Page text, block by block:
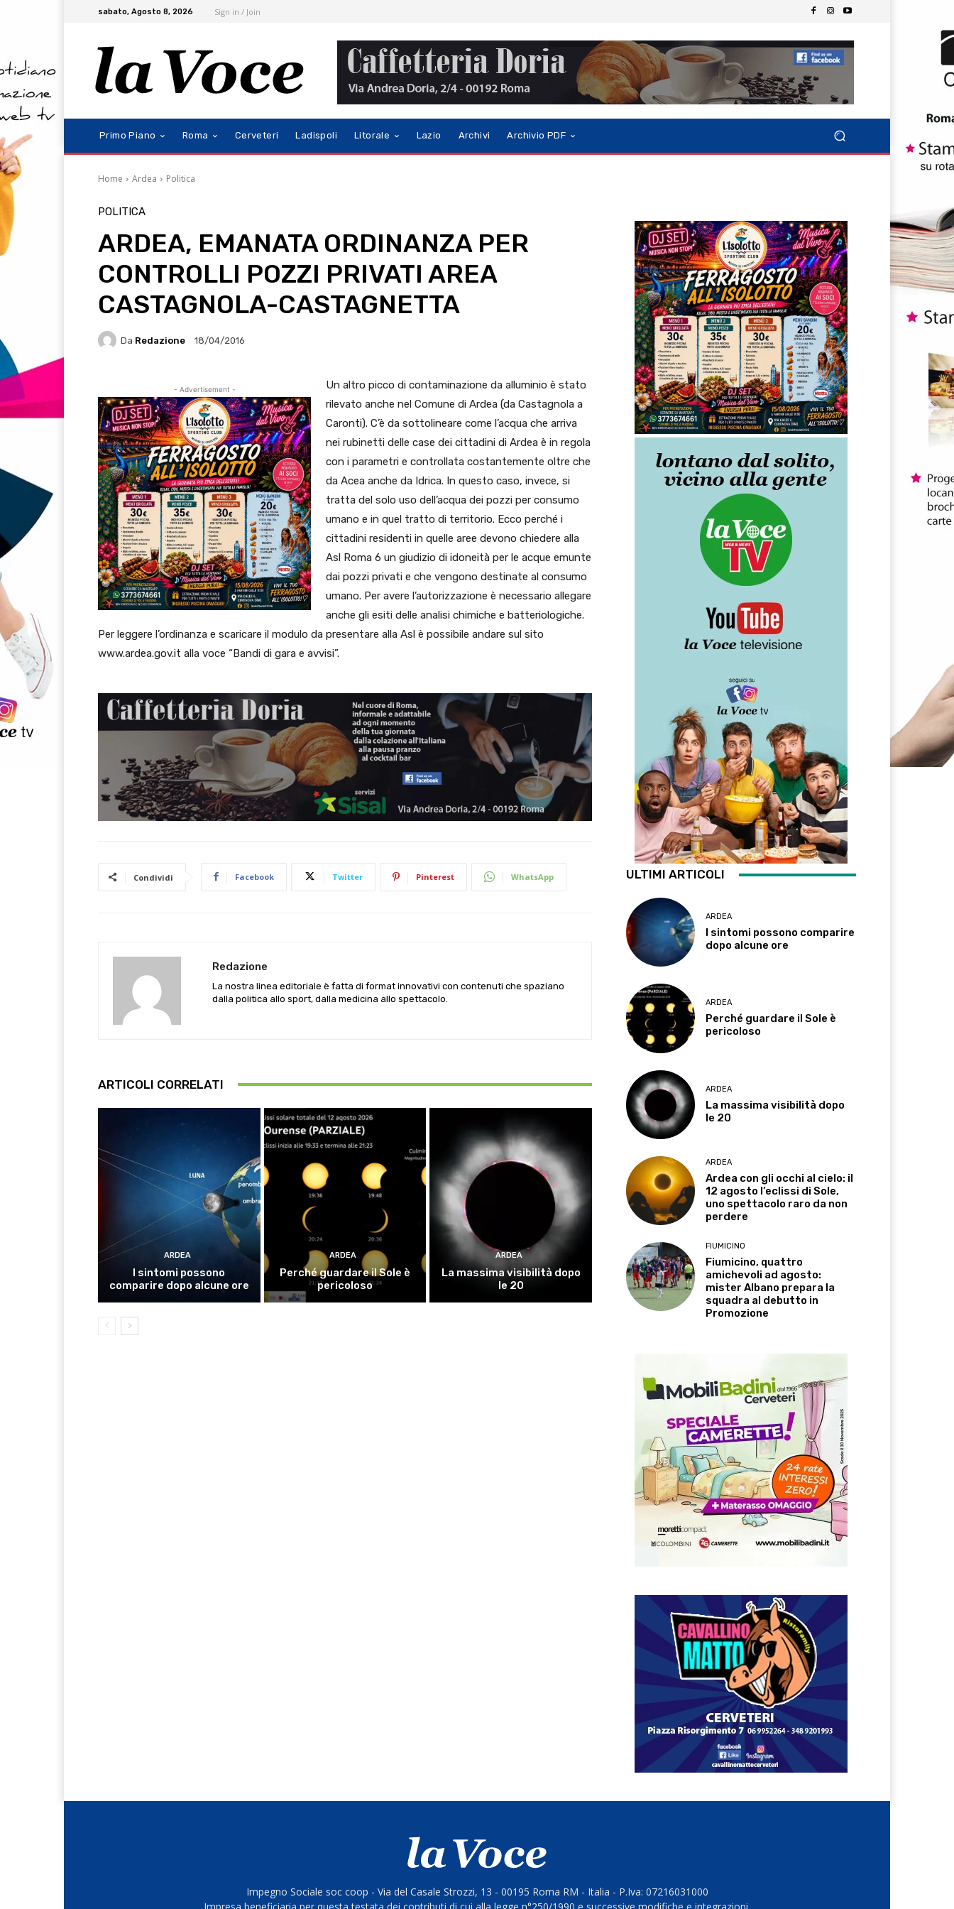
sabato, Agosto 8, 2026 Sign in / Join
Primo Piano Roma Cerveteri Ladispoli Litorale Lazio Archivi Archivio PDF
Home Ardea Politica
POLITICA
ARDEA, EMANATA ORDINANZA PER
CONTROLLI POZZI PRIVATI AREA
CASTAGNOLA-CASTAGNETTA
Da Redazione 18/04/2016
- Advertisement -
Un altro picco di contaminazione da alluminio è stato
rilevato anche nel Comune di Ardea (da Castagnola a
Caronti). C’è da sottolineare come l’acqua che arriva
nei rubinetti delle case dei cittadini di Ardea è in regola
con i parametri e controllata costantemente oltre che
da Acea anche da Idrica. In questo caso, invece, si
tratta del solo uso dell’acqua dei pozzi per consumo
umano e in quel tratto di territorio. Ecco perché i
cittadini residenti in quelle aree devono chiedere alla
Asl Roma 6 un giudizio di idoneità per le acque emunte
dai pozzi privati e che vengono destinate al consumo
umano. Per avere l’autorizzazione è necessario allegare
anche gli esiti delle analisi chimiche e batteriologiche.
Per leggere l’ordinanza e scaricare il modulo da presentare alla Asl è possibile andare sul sito
www.ardea.gov.it alla voce “Bandi di gara e avvisi”.
Condividi Facebook Twitter Pinterest WhatsApp
Redazione
La nostra linea editoriale è fatta di format innovativi con contenuti che spaziano
dalla politica allo sport, dalla medicina allo spettacolo.
ARTICOLI CORRELATI
ARDEA
I sintomi possono
comparire dopo alcune ore
ARDEA
Perché guardare il Sole è
pericoloso
ARDEA
La massima visibilità dopo
le 20
ULTIMI ARTICOLI
ARDEA
I sintomi possono comparire
dopo alcune ore
ARDEA
Perché guardare il Sole è
pericoloso
ARDEA
La massima visibilità dopo
le 20
ARDEA
Ardea con gli occhi al cielo: il
12 agosto l’eclissi di Sole,
uno spettacolo raro da non
perdere
FIUMICINO
Fiumicino, quattro
amichevoli ad agosto:
mister Albano prepara la
squadra al debutto in
Promozione
Impegno Sociale soc coop - Via del Casale Strozzi, 13 - 00195 Roma RM - Italia - P.Iva: 07216031000